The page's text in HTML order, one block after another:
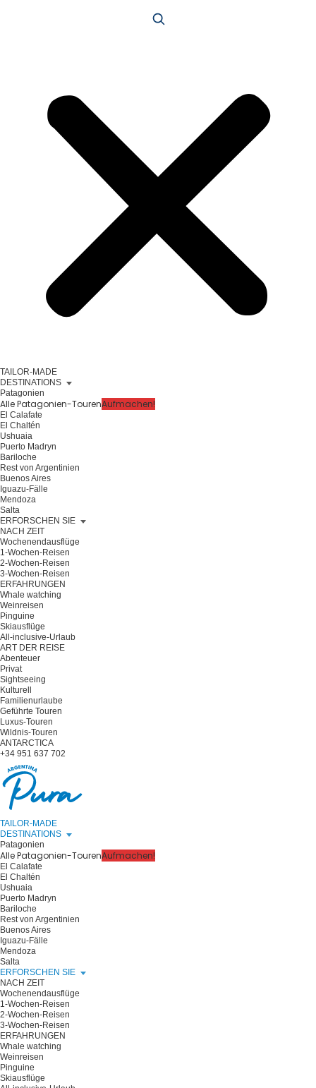
TAILOR-MADE
DESTINATIONS
Patagonien
Alle Patagonien-TourenAufmachen!
El Calafate
El Chaltén
Ushuaia
Puerto Madryn
Bariloche
Rest von Argentinien
Buenos Aires
Iguazu-Fälle
Mendoza
Salta
ERFORSCHEN SIE
NACH ZEIT
Wochenendausflüge
1-Wochen-Reisen
2-Wochen-Reisen
3-Wochen-Reisen
ERFAHRUNGEN
Whale watching
Weinreisen
Pinguine
Skiausflüge
All-inclusive-Urlaub
ART DER REISE
Abenteuer
Privat
Sightseeing
Kulturell
Familienurlaube
Geführte Touren
Luxus-Touren
Wildnis-Touren
ANTARCTICA
+34 951 637 702
TAILOR-MADE
DESTINATIONS
Patagonien
Alle Patagonien-TourenAufmachen!
El Calafate
El Chaltén
Ushuaia
Puerto Madryn
Bariloche
Rest von Argentinien
Buenos Aires
Iguazu-Fälle
Mendoza
Salta
ERFORSCHEN SIE
NACH ZEIT
Wochenendausflüge
1-Wochen-Reisen
2-Wochen-Reisen
3-Wochen-Reisen
ERFAHRUNGEN
Whale watching
Weinreisen
Pinguine
Skiausflüge